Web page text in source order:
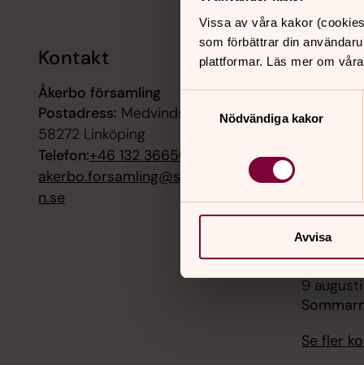
Vissa av våra kakor
som förbättrar din
plattformar. Läs mer om
Nödvändiga kakor
Avvisa
Kontakt
Åkerbo församling
Postadress: Medvindsvägen 33A,
58272 Linköping
Telefon:+46 132 36650
akerbo.forsamling@svenskakyrka
n.se
8
9
Se fler